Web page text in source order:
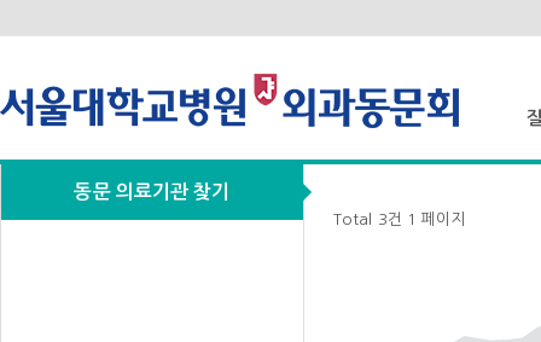
동문 의료기관 찾기
Total 3건 1 페이지